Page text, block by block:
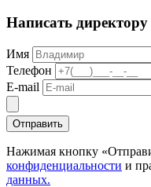
Написать директору
Имя
Телефон
E-mail
Отправить
Нажимая кнопку
конфиденциальности и
данных.